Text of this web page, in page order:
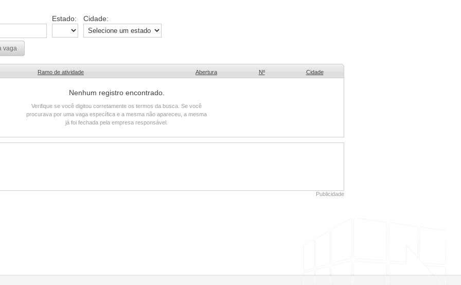
Estado: Cidade:
vaga
Ramo de atividade Abertura Nº Cidade
Nenhum registro encontrado.
Verifique se você digitou corretamente os termos da busca. Se você
procurava por uma vaga específica e a mesma não apareceu, a mesma
já foi fechada pela empresa responsável.
Publicidade